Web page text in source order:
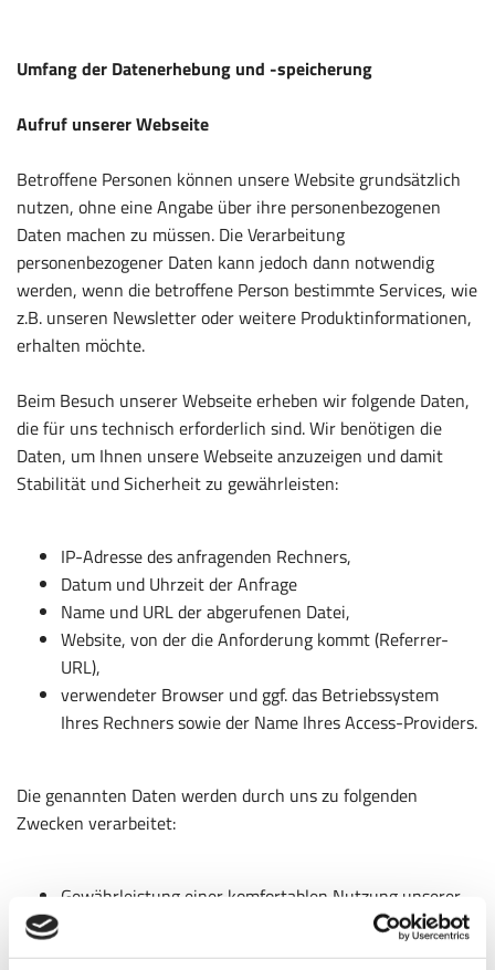
Umfang der Datenerhebung und -speicherung
Aufruf unserer Webseite
Betroffene Personen können unsere Website grundsätzlich
nutzen, ohne eine Angabe über ihre personenbezogenen
Daten machen zu müssen. Die Verarbeitung
personenbezogener Daten kann jedoch dann notwendig
werden, wenn die betroffene Person bestimmte Services, wie
z.B. unseren Newsletter oder weitere Produktinformationen,
erhalten möchte.
Beim Besuch unserer Webseite erheben wir folgende Daten,
die für uns technisch erforderlich sind. Wir benötigen die
Daten, um Ihnen unsere Webseite anzuzeigen und damit
Stabilität und Sicherheit zu gewährleisten:
IP-Adresse des anfragenden Rechners,
Datum und Uhrzeit der Anfrage
Name und URL der abgerufenen Datei,
Website, von der die Anforderung kommt (Referrer-
URL),
verwendeter Browser und ggf. das Betriebssystem
Ihres Rechners sowie der Name Ihres Access-Providers.
Die genannten Daten werden durch uns zu folgenden
Zwecken verarbeitet:
Gewährleistung einer komfortablen Nutzung unserer
Gewährleistung eines reibungslosen